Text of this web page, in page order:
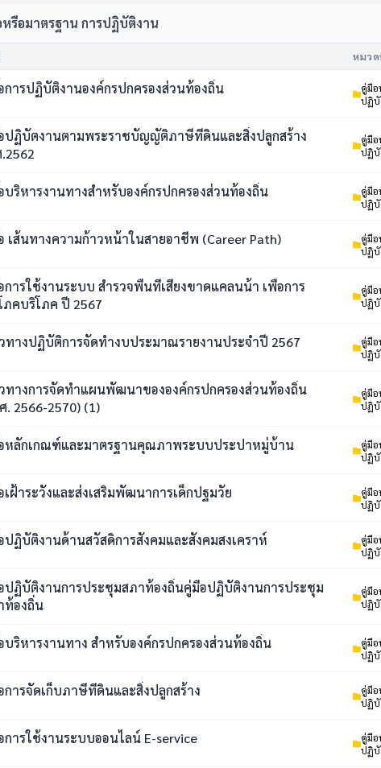
รือมาตรฐาน การปฏิบัติงาน
หมว
การปฏิบัติงานองค์กรปกครองส่วนท้องถิ่น
คู่มือ
ปฏิ
ปฏิบัตงานตามพระราชบัญญัติภาษีที่ดินและสิ่งปลูกสร้าง
คู่มือ
ปฏิ
บริหารงานทางสำหรับองค์กรปกครองส่วนท้องถิ่น
คู่มือ
ปฏิ
คู่มือ เส้นทางความก้าวหน้าในสายอาชีพ (Career Path)
คู่มือ
ปฏิ
การใช้งานระบบ สำรวจพื้นที่เสี่ยงขาดแคลนน้้า เพื่อการ
ภคบริโภค ปี 2567
คู่มือ
ปฏิ
ทางปฏิบัติการจัดทำงบประมาณรายงานประจำปี 2567
คู่มือ
ปฏิ
ทางการจัดทำแผนพัฒนาขององค์กรปกครองส่วนท้องถิ่น
. 2566-2570) (1)
คู่มือ
ปฏิ
หลักเกณฑ์และมาตรฐานคุณภาพระบบประปาหมู่บ้าน
คู่มือ
ปฏิ
เฝ้าระวังและส่งเสริมพัฒนาการเด็กปฐมวัย
คู่มือ
ปฏิ
ปฏิบัติงานด้านสวัสดิการสังคมและสังคมสงเคราห์
คู่มือ
ปฏิ
ปฏิบัติงานการประชุมสภาท้องถิ่นคู่มือปฏิบัติงานการประชุม
ท้องถิ่น
คู่มือ
ปฏิ
บริหารงานทาง สำหรับองค์กรปกครองส่วนท้องถิ่น
คู่มือ
ปฏิ
การจัดเก็บภาษีที่ดินและสิ่งปลูกสร้าง
คู่มือ
ปฏิ
การใช้งานระบบออนไลน์ E-service
คู่มือ
ปฏิ